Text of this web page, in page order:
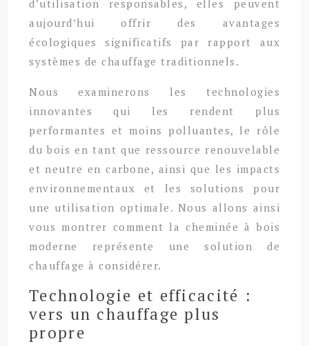
d’utilisation responsables, elles peuvent
aujourd’hui offrir des avantages
écologiques significatifs par rapport aux
systèmes de chauffage traditionnels.
Nous examinerons les technologies
innovantes qui les rendent plus
performantes et moins polluantes, le rôle
du bois en tant que ressource renouvelable
et neutre en carbone, ainsi que les impacts
environnementaux et les solutions pour
une utilisation optimale. Nous allons ainsi
vous montrer comment la cheminée à bois
moderne représente une solution de
chauffage à considérer.
Technologie et efficacité :
vers un chauffage plus
propre